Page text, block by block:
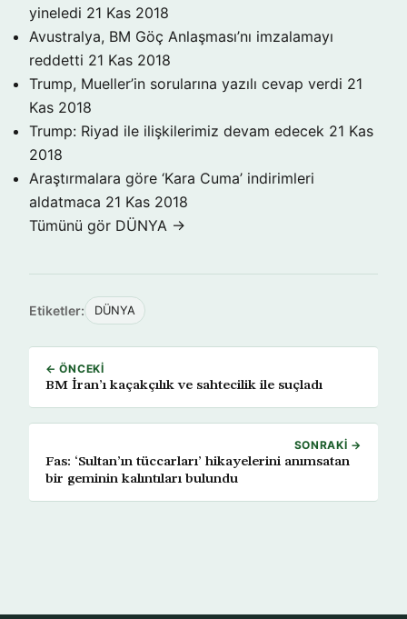
yineledi 21 Kas 2018
Avustralya, BM Göç Anlaşması’nı imzalamayı
reddetti 21 Kas 2018
Trump, Mueller’in sorularına yazılı cevap verdi 21
Kas 2018
Trump: Riyad ile ilişkilerimiz devam edecek 21 Kas
2018
Araştırmalara göre ‘Kara Cuma’ indirimleri
aldatmaca 21 Kas 2018
Tümünü gör DÜNYA →
Etiketler: DÜNYA
← ÖNCEKI
BM İran’ı kaçakçılık ve sahtecilik ile suçladı
SONRAKI →
Fas: ‘Sultan’ın tüccarları’ hikayelerini anımsatan
bir geminin kalıntıları bulundu